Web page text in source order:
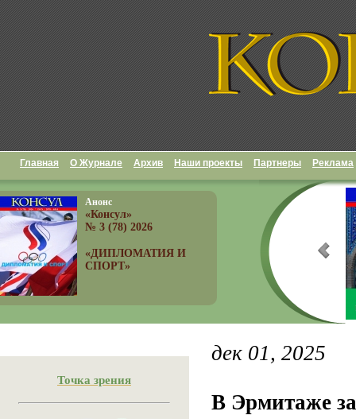
Главная О Журнале Архив Наши проекты Партнеры Реклама
Анонс
«Консул»
№ 3 (78) 2026
«ДИПЛОМАТИЯ И
СПОРТ»
Точка зрения
дек 01, 2025
В Эрмитаже